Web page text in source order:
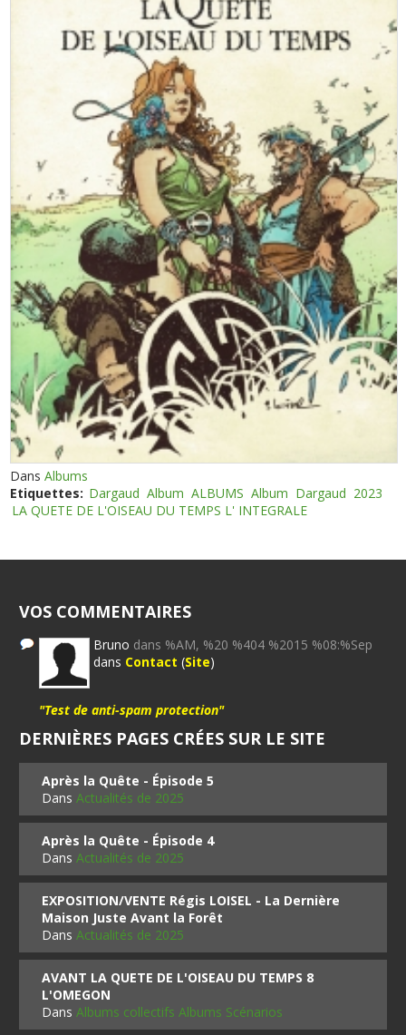
DansAlbums
Etiquettes: Dargaud Album ALBUMS Album Dargaud 2023
LA QUETE DE L'OISEAU DU TEMPS L' INTEGRALE
VOS COMMENTAIRES
Bruno dans %AM, %20 %404 %2015 %08:%Sep
dans Contact (Site)
"Test de anti-spam protection"
DERNIÈRES PAGES CRÉES SUR LE SITE
Après la Quête - Épisode 5
DansActualités de 2025
Après la Quête - Épisode 4
DansActualités de 2025
EXPOSITION/VENTE Régis LOISEL - La Dernière
Maison Juste Avant la Forêt
DansActualités de 2025
AVANT LA QUETE DE L'OISEAU DU TEMPS 8
L'OMEGON
DansAlbums collectifs Albums Scénarios